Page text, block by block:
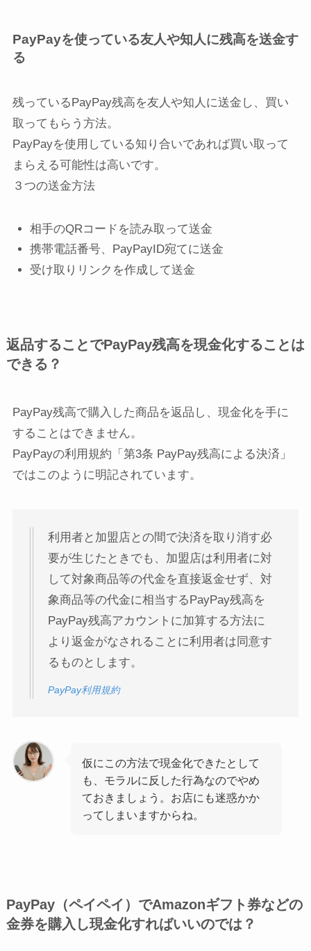
PayPayを使っている友人や知人に残高を送金す
る
残っているPayPay残高を友人や知人に送金し、買い
取ってもらう方法。
PayPayを使用している知り合いであれば買い取って
まらえる可能性は高いです。
３つの送金方法
相手のQRコードを読み取って送金
携帯電話番号、PayPayID宛てに送金
受け取りリンクを作成して送金
返品することでPayPay残高を現金化することは
できる？
PayPay残高で購入した商品を返品し、現金化を手に
することはできません。
PayPayの利用規約「第3条 PayPay残高による決済」
ではこのように明記されています。
利用者と加盟店との間で決済を取り消す必
要が生じたときでも、加盟店は利用者に対
して対象商品等の代金を直接返金せず、対
象商品等の代金に相当するPayPay残高を
PayPay残高アカウントに加算する方法に
より返金がなされることに利用者は同意す
るものとします。
PayPay利用規約
仮にこの方法で現金化できたとして
も、モラルに反した行為なのでやめ
ておきましょう。お店にも迷惑かか
ってしまいますからね。
PayPay（ペイペイ）でAmazonギフト券などの
金券を購入し現金化すればいいのでは？